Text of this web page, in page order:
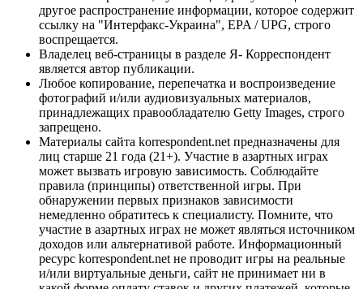
другое распространение информации, которое содержит
ссылку на "Интерфакс-Украина", EPA / UPG, строго
воспрещается.
Владелец веб-страницы в разделе Я- Корреспондент
является автор публикации.
Любое копирование, перепечатка и воспроизведение
фотографий и/или аудиовизуальных материалов,
принадлежащих правообладателю Getty Images, строго
запрещено.
Материалы сайта korrespondent.net предназначены для
лиц старше 21 года (21+). Участие в азартных играх
может вызвать игровую зависимость. Соблюдайте
правила (принципы) ответственной игры. При
обнаружении первых признаков зависимости
немедленно обратитесь к специалисту. Помните, что
участие в азартных играх не может являться источником
доходов или альтернативой работе. Информационный
ресурс korrespondent.net не проводит игры на реальные
и/или виртуальные деньги, сайт не принимает ни в